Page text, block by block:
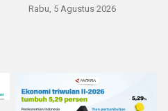
Rabu, 5 Agustus 2026